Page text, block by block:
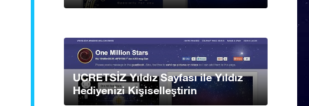
UCRETSİZ Yıldız Sayfası ile Yıldız
Hediyenizi Kişiselleştirin